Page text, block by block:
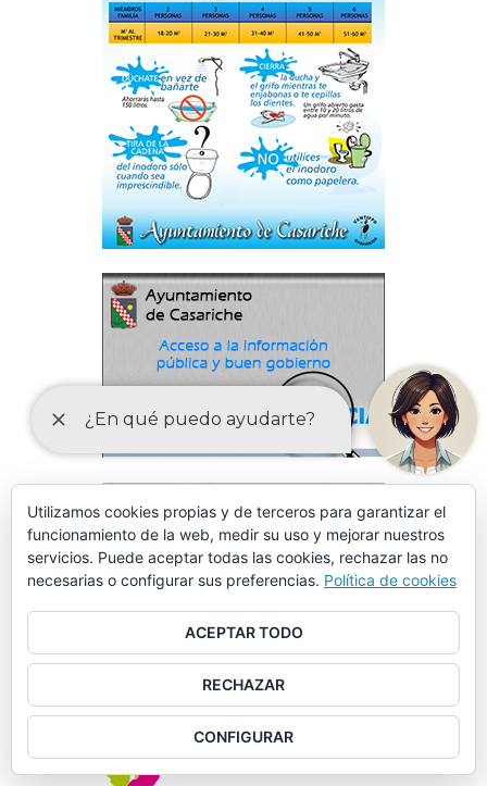
Utilizamos cookies propias y de terceros para garantizar el
funcionamiento de la web, medir su uso y mejorar nuestros
servicios. Puede aceptar todas las cookies, rechazar las no
necesarias o configurar sus preferencias. Política de cookies
ACEPTAR TODO
RECHAZAR
CONFIGURAR